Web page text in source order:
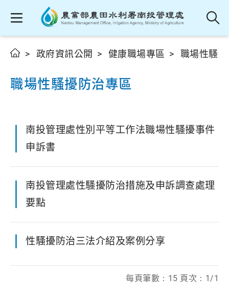
政府資訊公開 健康職場專區 職場性騷
職場性騷擾防治專區
南投管理處性別平等工作法職場性騷擾事件
申訴書
南投管理處性騷擾防治措施及申訴調查處理
要點
性騷擾防治三法介紹及案例分享
每頁筆數：15 頁次：1/1